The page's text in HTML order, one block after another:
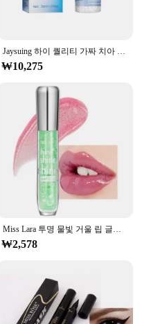
Jaysuing 하이 퀄리티 가짜 치아 젤, 누락 및 부러진 치아를 임시로 채우거나 고치는 데 사용할 수 있는 접착제 판매
₩10,275
Miss Lara 투명 물빛 거울 립 글레이즈, 미세 스파클링 보습 유리, 립 꿀 보습, 순수한 입술
₩2,578